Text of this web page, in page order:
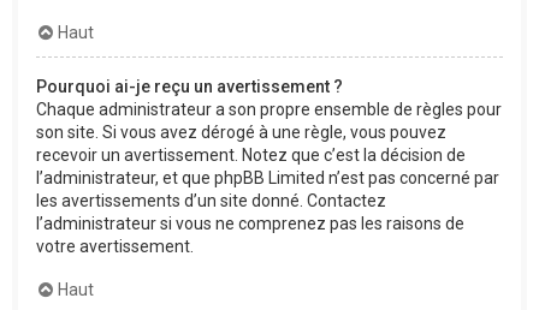
Haut
Pourquoi ai-je reçu un avertissement ?
Chaque administrateur a son propre ensemble de règles pour
son site. Si vous avez dérogé à une règle, vous pouvez
recevoir un avertissement. Notez que c’est la décision de
l’administrateur, et que phpBB Limited n’est pas concerné par
les avertissements d’un site donné. Contactez
l’administrateur si vous ne comprenez pas les raisons de
votre avertissement.
Haut